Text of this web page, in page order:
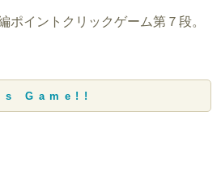
ポイントクリックゲーム第７段。
Game!!